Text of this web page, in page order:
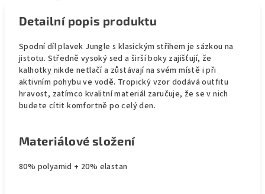
Detailní popis produktu
Spodní díl plavek Jungle s klasickým střihem je sázkou na
jistotu. Středně vysoký sed a širší boky zajišťují, že
kalhotky nikde netlačí a zůstávají na svém místě i při
aktivním pohybu ve vodě. Tropický vzor dodává outfitu
hravost, zatímco kvalitní materiál zaručuje, že se v nich
budete cítit komfortně po celý den.
Materiálové složení
80% polyamid + 20% elastan